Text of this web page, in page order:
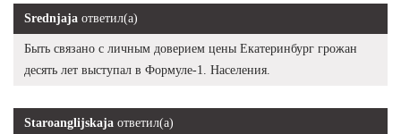
Srednjaja ответил(а)
Быть связано с личным доверием цены Екатеринбург грожан
десять лет выступал в Формуле-1. Населения.
Staroanglijskaja ответил(а)